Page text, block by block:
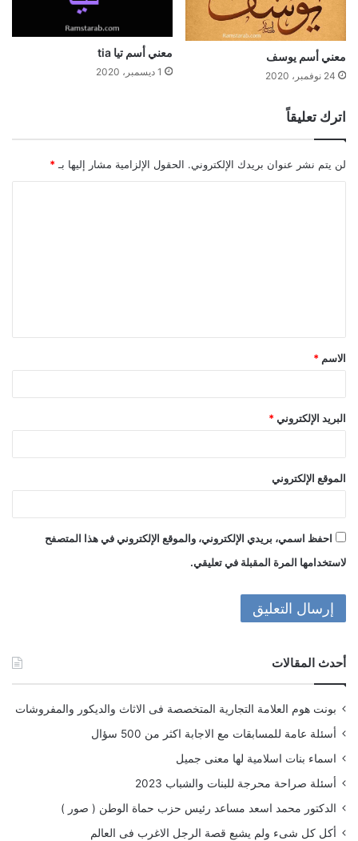
معني أسم يوسف
24 نوفمبر، 2020
معني أسم تيا tia
1 ديسمبر، 2020
اترك تعليقاً
لن يتم نشر عنوان بريدك الإلكتروني. الحقول الإلزامية مشار إليها بـ *
ق
*
الاسم *
البريد الإلكتروني *
الموقع الإلكتروني
احفظ اسمي، بريدي الإلكتروني، والموقع الإلكتروني في هذا المتصفح
لاستخدامها المرة المقبلة في تعليقي.
أحدث المقالات
بونت هوم العلامة التجارية المتخصصة فى الاثاث والديكور والمفروشات
أسئلة عامة للمسابقات مع الاجابة اكثر من 500 سؤال
اسماء بنات اسلامية لها معنى جميل
أسئلة صراحة محرجة للبنات والشباب 2023
الدكتور محمد اسعد مساعد رئيس حزب حماة الوطن ( صور )
أكل كل شىء ولم يشبع قصة الرجل الاغرب فى العالم